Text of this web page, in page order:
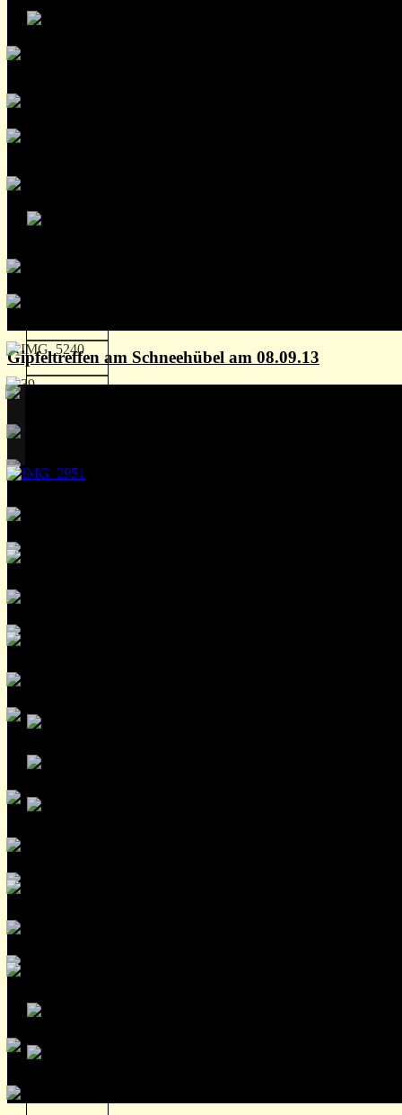
Gipfeltreffen am Schneehübel am 08.09.13